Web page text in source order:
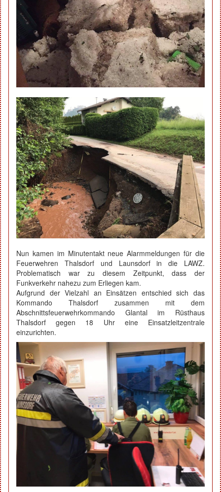
Nun kamen im Minutentakt neue Alarmmeldungen für die
Feuerwehren Thalsdorf und Launsdorf in die LAWZ.
Problematisch war zu diesem Zeitpunkt, dass der
Funkverkehr nahezu zum Erliegen kam.
Aufgrund der Vielzahl an Einsätzen entschied sich das
Kommando Thalsdorf zusammen mit dem
Abschnittsfeuerwehrkommando Glantal im Rüsthaus
Thalsdorf gegen 18 Uhr eine Einsatzleitzentrale
einzurichten.